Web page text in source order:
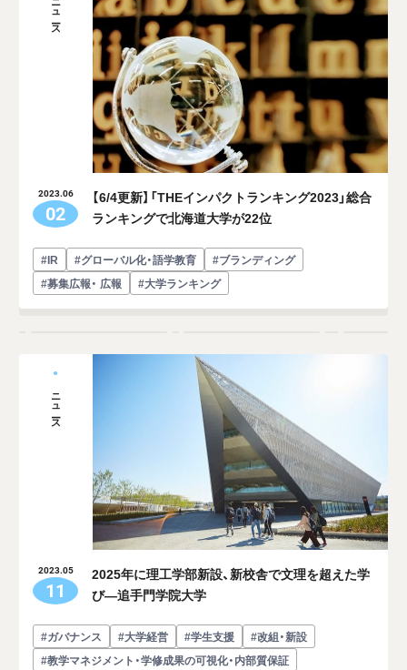
ニュース
2023.06
02
【6/4更新】「THEインパクトランキング2023」総合
ランキングで北海道大学が22位
#IR #グローバル化・語学教育
#ブランディング
#募集広報・ 広報
#大学ランキング
ニュース
2023.05
11
2025年に理工学部新設、新校舎で文理を超えた学
び―追手門学院大学
#ガバナンス #大学経営 #学生支援
#改組・新設
#教学マネジメント・学修成果の可視化・内部質保証